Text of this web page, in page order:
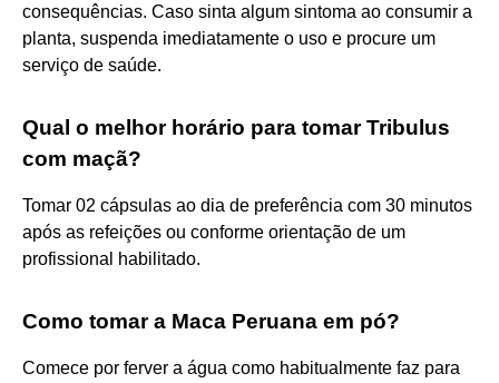
consequências. Caso sinta algum sintoma ao consumir a
planta, suspenda imediatamente o uso e procure um
serviço de saúde.
Qual o melhor horário para tomar Tribulus
com maçã?
Tomar 02 cápsulas ao dia de preferência com 30 minutos
após as refeições ou conforme orientação de um
profissional habilitado.
Como tomar a Maca Peruana em pó?
Comece por ferver a água como habitualmente faz para